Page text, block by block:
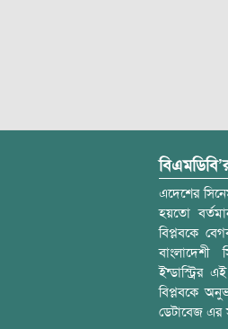
এদেশের
হয়তো
বিপ্লবকে
বাংলাদেশী
ইন্ডাস্ট্রির
বিপ্লবকে
ডেটাবেজ এর